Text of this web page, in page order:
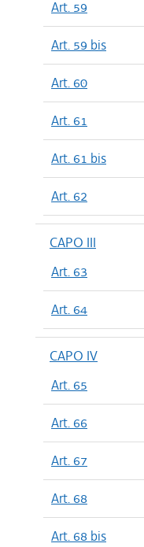
Art. 59
Art. 59 bis
Art. 60
Art. 61
Art. 61 bis
Art. 62
CAPO III
Art. 63
Art. 64
CAPO IV
Art. 65
Art. 66
Art. 67
Art. 68
Art. 68 bis